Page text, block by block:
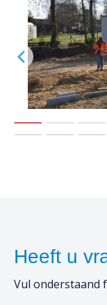
Heeft u
Vul onderstaand